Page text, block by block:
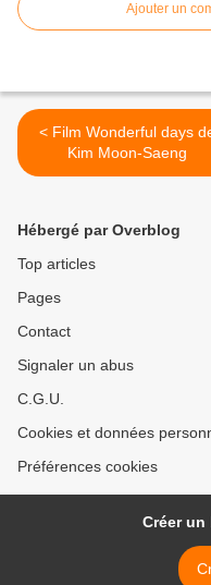
Ajouter un
< Film Wonderful days de
Kim Moon-Saeng
Hébergé par Overblog
Top articles
Pages
Contact
Signaler un abus
C.G.U.
Cookies et données
Préférences cookies
Créer